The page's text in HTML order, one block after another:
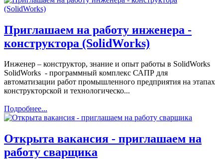
Приглашаем на работу инженера -
конструктора (SolidWorks)
Инженер – конструктор, знание и опыт работы в SolidWorks
SolidWorks - программный комплекс САПР для
автоматизации работ промышленного предприятия на этапах
конструкторской и технологическо...
Подробнее...
Открыта вакансия - приглашаем на
работу сварщика